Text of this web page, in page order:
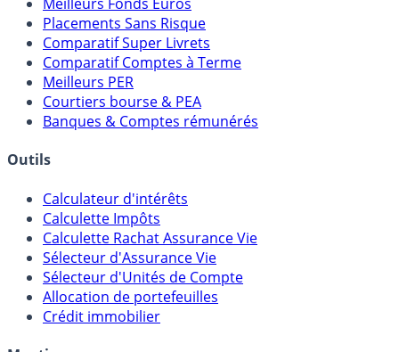
Meilleures Assurances-Vie
Meilleurs Fonds Euros
Placements Sans Risque
Comparatif Super Livrets
Comparatif Comptes à Terme
Meilleurs PER
Courtiers bourse & PEA
Calculateur d'intérêts
Calculette Impôts
Calculette Rachat Assurance Vie
Sélecteur d'Assurance Vie
Sélecteur d'Unités de Compte
Allocation de portefeuilles